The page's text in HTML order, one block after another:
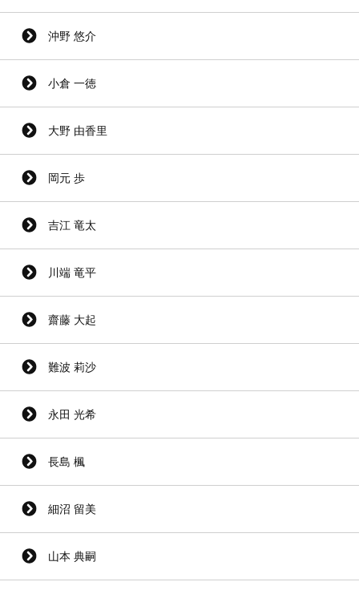
沖野 悠介
小倉 一徳
大野 由香里
岡元 歩
吉江 竜太
川端 竜平
齋藤 大起
難波 莉沙
永田 光希
長島 楓
細沼 留美
山本 典嗣